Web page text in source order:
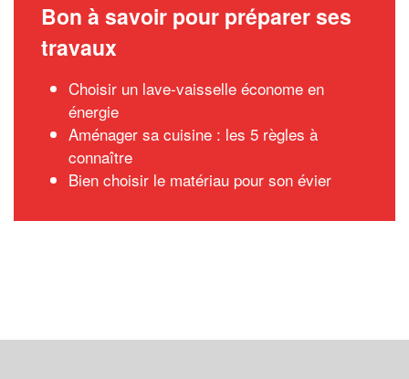
Bon à savoir pour préparer ses
travaux
Choisir un lave-vaisselle économe en
énergie
Aménager sa cuisine : les 5 règles à
connaître
Bien choisir le matériau pour son évier